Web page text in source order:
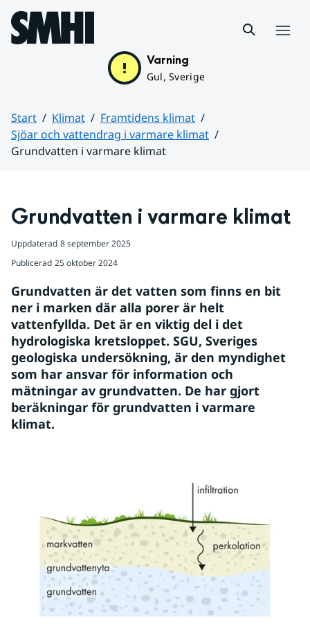
Hoppa till sidans innehåll
Varning
Gul, Sverige
Start Klimat
Framtidens klimat
Sjöar och vattendrag i varmare klimat
Grundvatten i varmare klimat
Grundvatten i varmare klimat
Uppdaterad 8 september 2025
Publicerad 25 oktober 2024
Grundvatten är det vatten som finns en bit
ner i marken där alla porer är helt
vattenfyllda. Det är en viktig del i det
hydrologiska kretsloppet. SGU, Sveriges
geologiska undersökning, är den myndighet
som har ansvar för information och
mätningar av grundvatten. De har gjort
beräkningar för grundvatten i varmare
klimat.